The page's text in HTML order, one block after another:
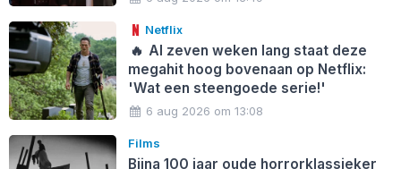
Netflix
🔥 Al zeven weken lang staat deze
megahit hoog bovenaan op Netflix:
'Wat een steengoede serie!'
6 aug 2026 om 13:08
Films
Bijna 100 jaar oude horrorklassieker